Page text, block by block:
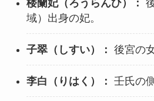
楼蘭妃（ろうらんひ）：
域）出身の妃。
子翠（しすい）： 後宮の
李白（りはく）： 壬氏の